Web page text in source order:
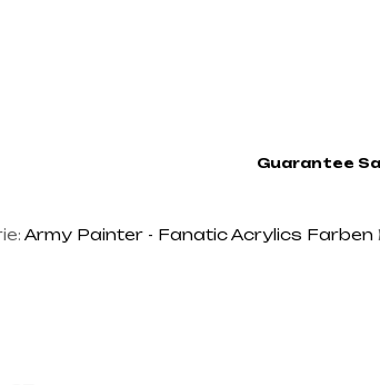
Guarantee
Army Painter - Fanatic Acrylics Farben